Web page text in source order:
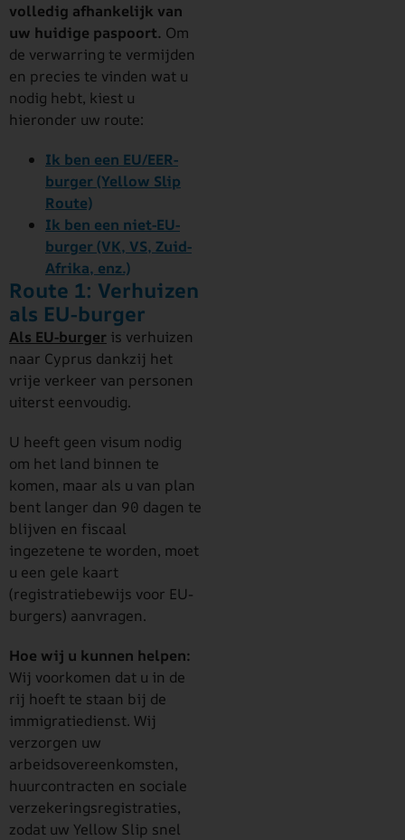
volledig afhankelijk van
uw huidige paspoort. Om
de verwarring te vermijden
en precies te vinden wat u
nodig hebt, kiest u
hieronder uw route:
Ik ben een EU/EER-
burger (Yellow Slip
Route)
Ik ben een niet-EU-
burger (VK, VS, Zuid-
Afrika, enz.)
Route 1: Verhuizen
als EU-burger
Als EU-burger is verhuizen
naar Cyprus dankzij het
vrije verkeer van personen
uiterst eenvoudig.
U heeft geen visum nodig
om het land binnen te
komen, maar als u van plan
bent langer dan 90 dagen te
blijven en fiscaal
ingezetene te worden, moet
u een gele kaart
(registratiebewijs voor EU-
burgers) aanvragen.
Hoe wij u kunnen helpen:
Wij voorkomen dat u in de
rij hoeft te staan bij de
immigratiedienst. Wij
verzorgen uw
arbeidsovereenkomsten,
huurcontracten en sociale
verzekeringsregistraties,
zodat uw Yellow Slip snel